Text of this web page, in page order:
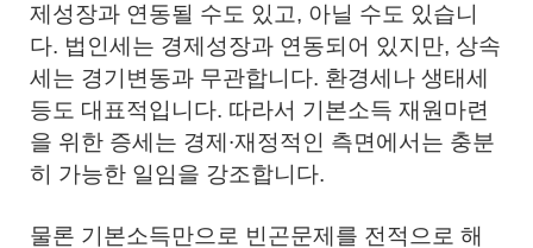
제성장과 연동될 수도 있고, 아닐 수도 있습니
다. 법인세는 경제성장과 연동되어 있지만, 상속
세는 경기변동과 무관합니다. 환경세나 생태세
등도 대표적입니다. 따라서 기본소득 재원마련
을 위한 증세는 경제∙재정적인 측면에서는 충분
히 가능한 일임을 강조합니다.
물론 기본소득만으로 빈곤문제를 전적으로 해